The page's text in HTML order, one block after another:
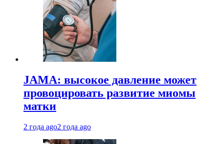
JAMA: высокое давление может
провоцировать развитие миомы
матки
2 года ago2 года ago